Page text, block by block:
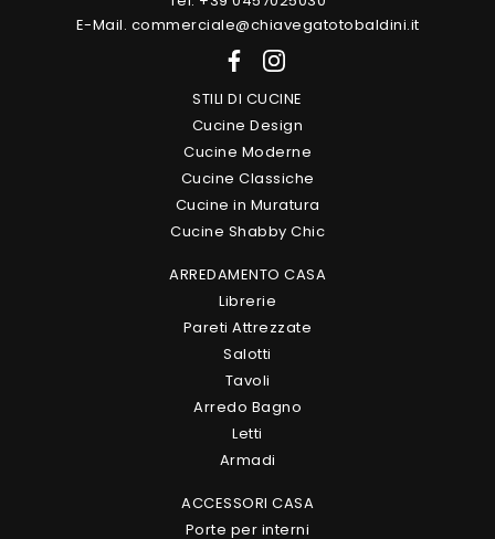
E-Mail. commerciale@chiavegatotobaldini.it
STILI DI CUCINE
Cucine Design
Cucine Moderne
Cucine Classiche
Cucine in Muratura
Cucine Shabby Chic
ARREDAMENTO CASA
Librerie
Pareti Attrezzate
Salotti
Tavoli
Arredo Bagno
Letti
Armadi
ACCESSORI CASA
Porte per interni